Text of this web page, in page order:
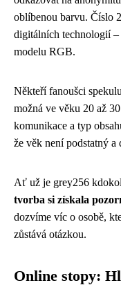
oblíbenou barvu. Číslo
digitálních technologií –
modelu RGB.
Někteří fanoušci
možná ve věku 20 až
komunikace a typ
že věk není podstatný a
Ať už je grey256
tvorba si získala
dozvíme víc o osobě,
zůstává otázkou.
Online stopy: